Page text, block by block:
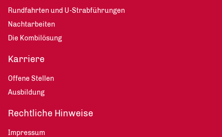
Rundfahrten und U-Strabführungen
Nachtarbeiten
Die Kombilösung
Karriere
Offene Stellen
Ausbildung
Rechtliche Hinweise
Impressum